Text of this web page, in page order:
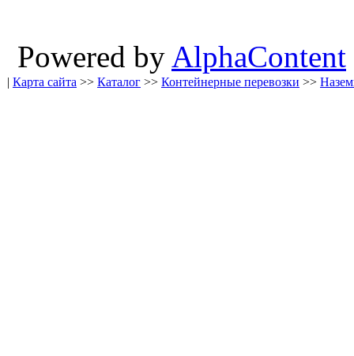
Powered by AlphaContent
| Карта сайта >> Каталог >> Контейнерные перевозки >>